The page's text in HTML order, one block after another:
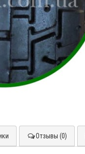
Отзывы (0)